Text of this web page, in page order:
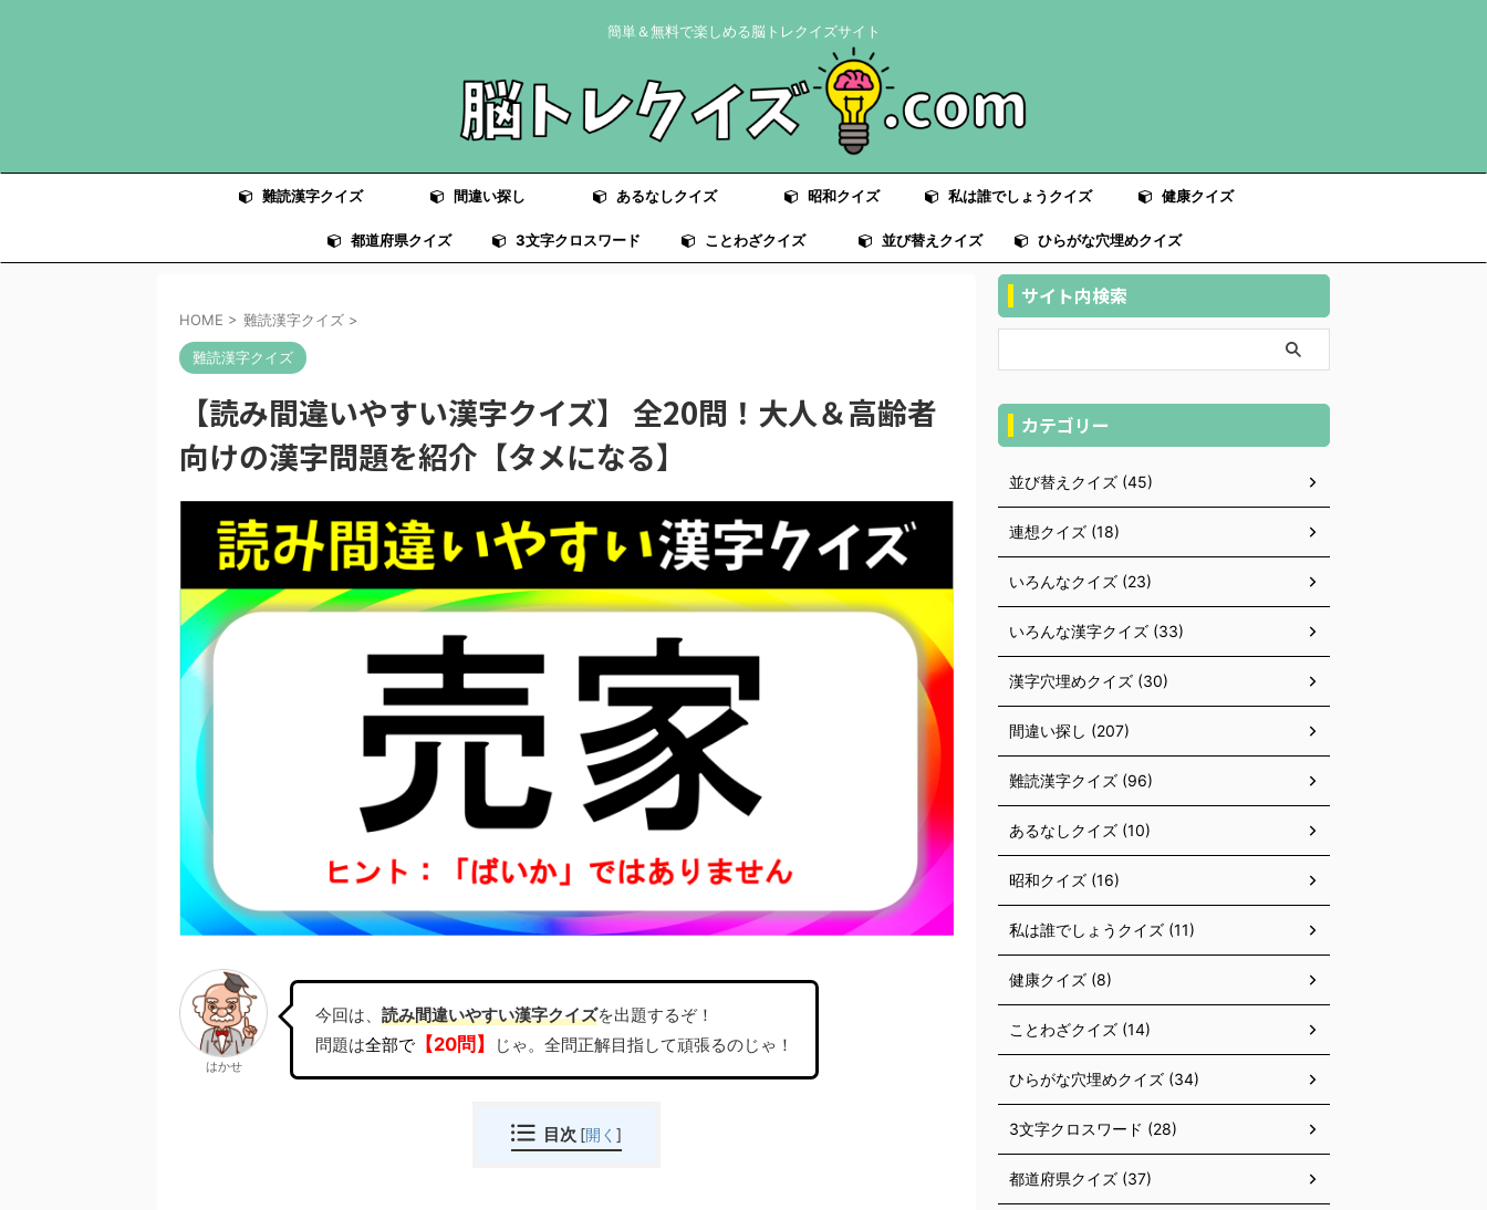
簡単＆無料で楽しめる脳トレクイズサイト
難読漢字クイズ 間違い探し あるなしクイズ 昭和クイズ 私は誰でしょうクイズ 健康クイズ
都道府県クイズ 3文字クロスワード ことわざクイズ 並び替えクイズ ひらがな穴埋めクイズ
HOME > 難読漢字クイズ >
難読漢字クイズ
【読み間違いやすい漢字クイズ】 全20問！大人＆高齢者
向けの漢字問題を紹介【タメになる】
はかせ
今回は、 読み間違いやすい漢字クイズを出題するぞ！
問題は全部で 【20問】 じゃ。全問正解目指して頑張るのじゃ！
目次 [開く ]
サイト内検索
カテゴリー
並び替えクイズ (45)
連想クイズ (18)
いろんなクイズ (23)
いろんな漢字クイズ (33)
漢字穴埋めクイズ (30)
間違い探し (207)
難読漢字クイズ (96)
あるなしクイズ (10)
昭和クイズ (16)
私は誰でしょうクイズ (11)
健康クイズ (8)
ことわざクイズ (14)
ひらがな穴埋めクイズ (34)
3文字クロスワード (28)
都道府県クイズ (37)